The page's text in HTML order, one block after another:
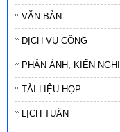
VĂN BẢN
DỊCH VỤ CÔNG
PHẢN ÁNH, KIẾN NGHỊ
TÀI LIỆU HỌP
LỊCH TUẦN